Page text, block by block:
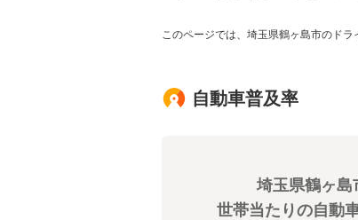
このページでは、埼玉県鶴ヶ島市のド
自動車普及率
埼玉県鶴ヶ島
世帯当たりの自動